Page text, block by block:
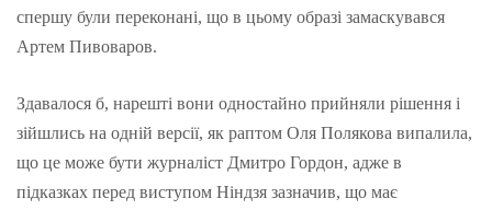
спершу були переконані, що в цьому образі замаскувався
Артем Пивоваров.
Здавалося б, нарешті вони одностайно прийняли рішення і
зійшлись на одній версії, як раптом Оля Полякова випалила,
що це може бути журналіст Дмитро Гордон, адже в
підказках перед виступом Ніндзя зазначив, що має